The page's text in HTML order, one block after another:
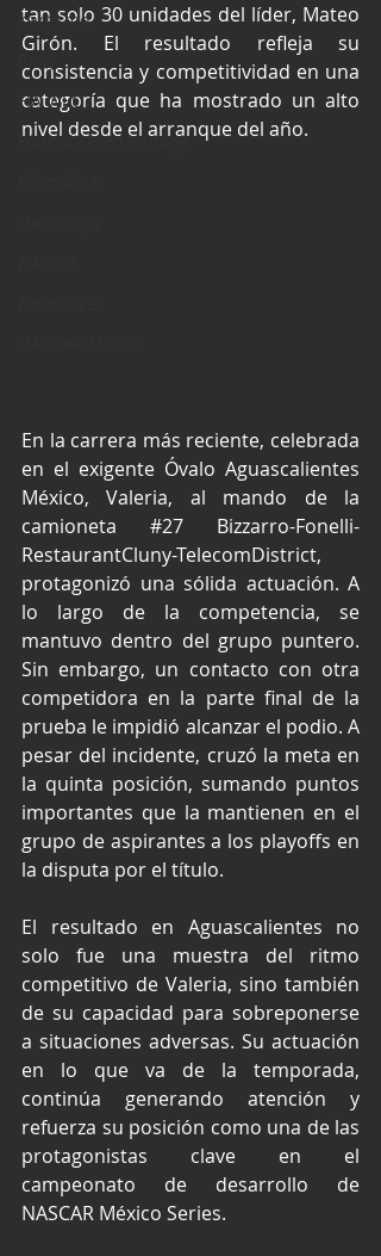
Kartismo
FIA WEC
Fórmula Ford Vintage
tan solo 30 unidades del líder, Mateo
Girón. El resultado refleja su
consistencia y competitividad en una
categoría que ha mostrado un alto
nivel desde el arranque del año.
En la carrera más reciente, celebrada
en el exigente Óvalo Aguascalientes
México, Valeria, al mando de la
camioneta #27 Bizzarro-Fonelli-
RestaurantCluny-TelecomDistrict,
protagonizó una sólida actuación. A
lo largo de la competencia, se
mantuvo dentro del grupo puntero.
Sin embargo, un contacto con otra
competidora en la parte final de la
prueba le impidió alcanzar el podio. A
pesar del incidente, cruzó la meta en
la quinta posición, sumando puntos
importantes que la mantienen en el
grupo de aspirantes a los playoffs en
la disputa por el título.
El resultado en Aguascalientes no
solo fue una muestra del ritmo
competitivo de Valeria, sino también
de su capacidad para sobreponerse
a situaciones adversas. Su actuación
en lo que va de la temporada,
continúa generando atención y
refuerza su posición como una de las
protagonistas clave en el
campeonato de desarrollo de
NASCAR México Series.